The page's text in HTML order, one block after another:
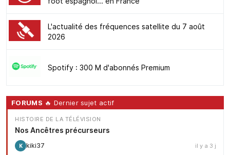
L'actualité des fréquences satellite du 7 août
2026
Spotify : 300 M d'abonnés Premium
FORUMS 🔥 Dernier sujet actif
HISTOIRE DE LA TÉLÉVISION
Nos Ancêtres précurseurs
K kiki37 il y a 3 j